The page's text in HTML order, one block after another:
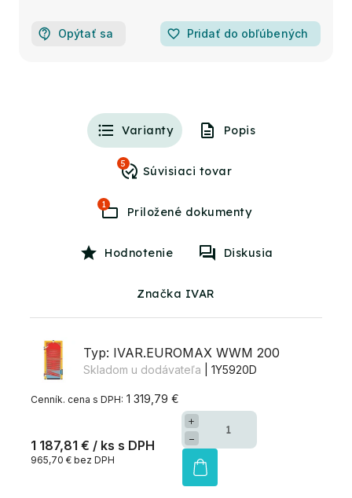
Opýtať sa favorite_border Pridať do obľúbených
Varianty Popis
5
1
Hodnotenie Diskusia
Značka IVAR
Typ: IVAR.EUROMAX WWM 200
Skladom u dodávateľa | 1Y5920D
1 319,79 €
1 187,81 € / ks
965,70 € bez DPH
+
−